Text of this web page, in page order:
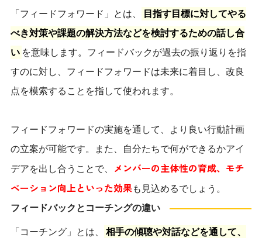
「フィードフォワード」とは、
目指す目標に対してやる
べき対策や課題の解決方法などを検討するための話し合
い を意味します。フィードバックが過去の振り返りを指
すのに対し、フィードフォワードは未来に着目し、改良
点を模索することを指して使われます。
フィードフォワードの実施を通して、より良い行動計画
の立案が可能です。また、自分たちで何ができるかアイ
デアを出し合うことで、
メンバーの主体性の育成、モチ
ベーション向上といった効果も見込めるでしょう。
フィードバックとコーチングの違い
「コーチング」とは、
相手の傾聴や対話などを通して、